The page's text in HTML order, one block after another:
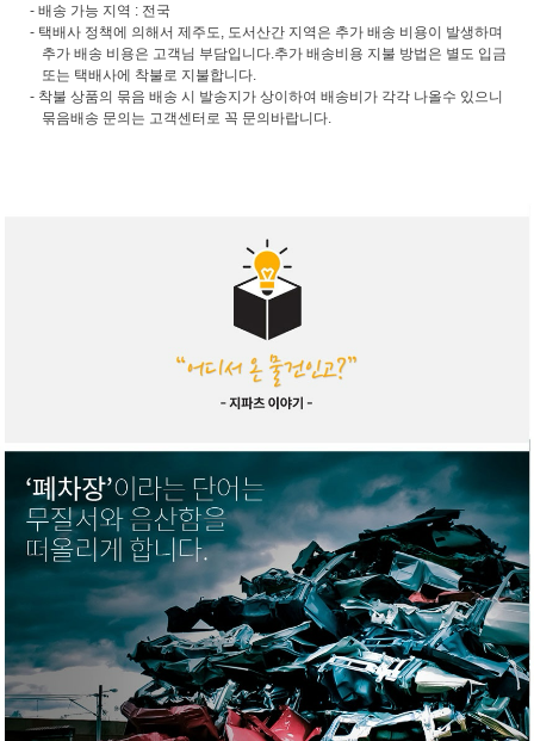
- 배송 가능 지역 : 전국
- 택배사 정책에 의해서 제주도, 도서산간 지역은 추가 배송 비용이 발생하며
추가 배송 비용은 고객님 부담입니다.추가 배송비용 지불 방법은 별도 입금
또는 택배사에 착불로 지불합니다.
- 착불 상품의 묶음 배송 시 발송지가 상이하여 배송비가 각각 나올수 있으니
묶음배송 문의는 고객센터로 꼭 문의바랍니다.